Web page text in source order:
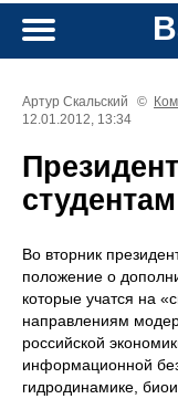
Артур Скальский ©
12.01.2012, 13:34
Во вторник
положение о
которые учатся на
направлениям
российской
информационной
гидродинамике,